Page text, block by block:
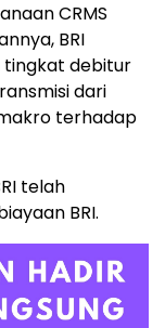
CRMS
BRI
tingkat debitur
dari
terhadap
telah
BRI.